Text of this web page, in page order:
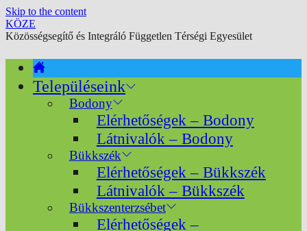
Skip to the content
KÖZE
Közösségsegítő és Integráló Független Térségi Egyesület
Településeink
Bodony
Elérhetőségek – Bodony
Látnivalók – Bodony
Bükkszék
Elérhetőségek – Bükkszék
Látnivalók – Bükkszék
Bükkszenterzsébet
Elérhetőségek –